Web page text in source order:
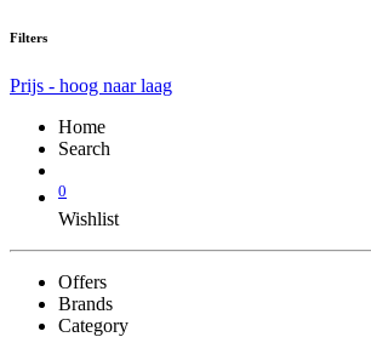
Filters
Prijs - hoog naar laag
Home
Search
0
Wishlist
Offers
Brands
Category